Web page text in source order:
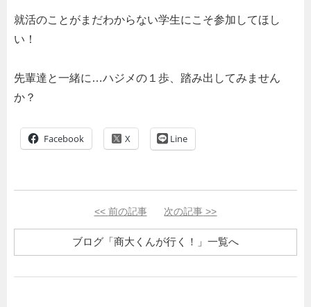
就活のことがまだわからない学生にこそ参加してほし
い！
先輩達と一緒に…ハジメの１歩、踏み出してみません
か？
Facebook Line
<< 前の記事 次の記事 >>
ブログ「商大くんが行く！」一覧へ